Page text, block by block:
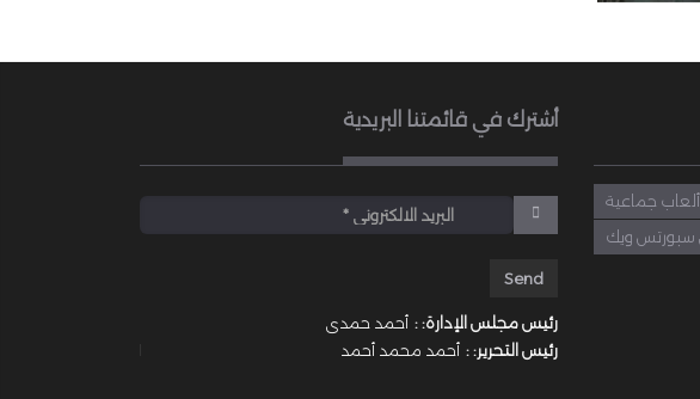
ألعاب جماعية
سبورتس ويك
أشترك في قائمتنا البريدية
رئيس مجلس الإدارة: : أحمد حمدى
رئيس التحرير: : أحمد محمد أحمد